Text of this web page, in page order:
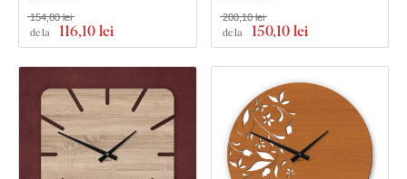
de la 116,10 lei
154,80 lei
de la 150,10 lei
200,10 lei